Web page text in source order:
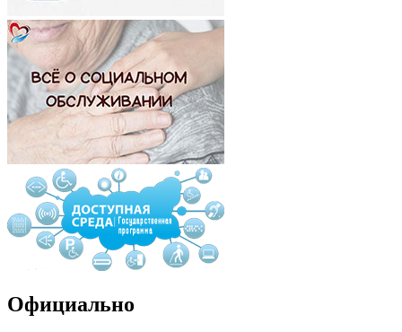
Официально